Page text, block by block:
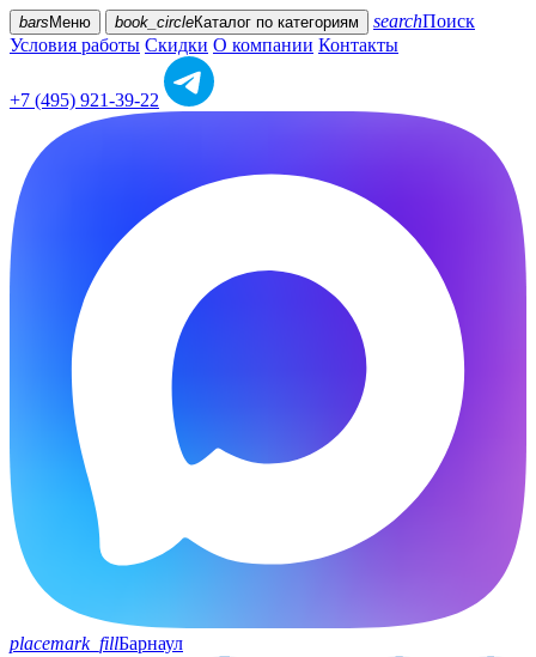
bars Меню book_circleКаталог по категориям searchПоиск
Условия работы Скидки О компании Контакты
+7 (495) 921-39-22
placemark_fillБарнаул